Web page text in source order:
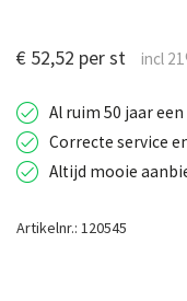
€ 52,52 per st
Al ruim 50 jaar
Correcte service
Altijd mooie
Artikelnr.: 120545